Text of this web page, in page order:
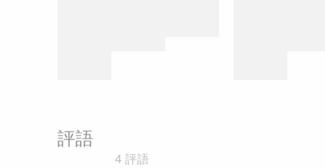
評語
4 評語